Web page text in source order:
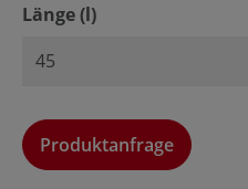
Länge (l)auswählen
Produktanfrage